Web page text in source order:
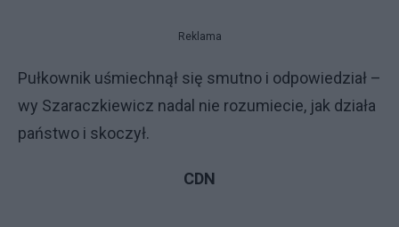
Reklama
Pułkownik uśmiechnął się smutno i odpowiedział –
wy Szaraczkiewicz nadal nie rozumiecie, jak działa
państwo i skoczył.
CDN